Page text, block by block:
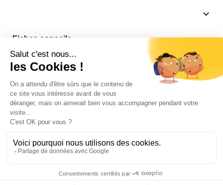

Fiches conseils

Insecte
Rongeurs
© 2026 - Produit-antinuisible.com